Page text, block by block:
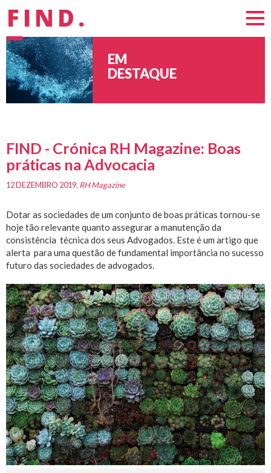
FIND.
EM
DESTAQUE
FIND - Crónica RH Magazine: Boas
práticas na Advocacia
12 DEZEMBRO 2019, RH Magazine
Dotar as sociedades de um conjunto de boas práticas tornou-se
hoje tão relevante quanto assegurar a manutenção da
consistência técnica dos seus Advogados. Este é um artigo que
alerta para uma questão de fundamental importância no sucesso
futuro das sociedades de advogados.